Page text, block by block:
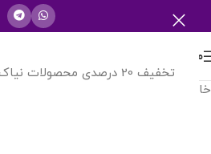
تخفیف 20 درصدی محصولات نیاک!
منو
خانه